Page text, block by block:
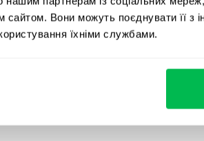
Вони можуть поєднувати її з
їхніми службами.
AI, що містять конфіденційну
Це включає, але не
до чинного законодавства, а
або біометричними даними.
реєстраційним номером
іншими ідентифікаційними